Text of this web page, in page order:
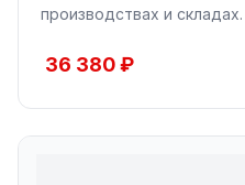
производствах и складах.
36 380 ₽